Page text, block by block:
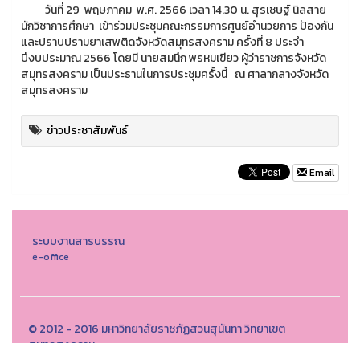
วันที่ 29 พฤษภาคม พ.ศ. 2566 เวลา 14.30 น. สุรเชษฐ์ นิลสาย
นักวิชาการศึกษา เข้าร่วมประชุมคณะกรรมการศูนย์อำนวยการ ป้องกัน
และปราบปรามยาเสพติดจังหวัดสมุทรสงคราม ครั้งที่ 8 ประจำ
ปีงบประมาณ 2566 โดยมี นายสมนึก พรหมเขียว ผู้ว่าราชการจังหวัด
สมุทรสงคราม เป็นประธานในการประชุมครั้งนี้ ณ ศาลากลางจังหวัด
สมุทรสงคราม
ข่าวประชาสัมพันธ์
Email
ระบบงานสารบรรณ
e-office
© 2012 - 2016 มหาวิทยาลัยราชภัฏสวนสุนันทา วิทยาเขต